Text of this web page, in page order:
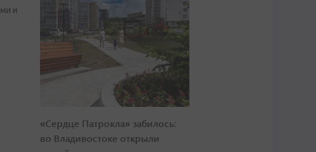
и
«Сердце Патрокла» забилось:
во Владивостоке открыли